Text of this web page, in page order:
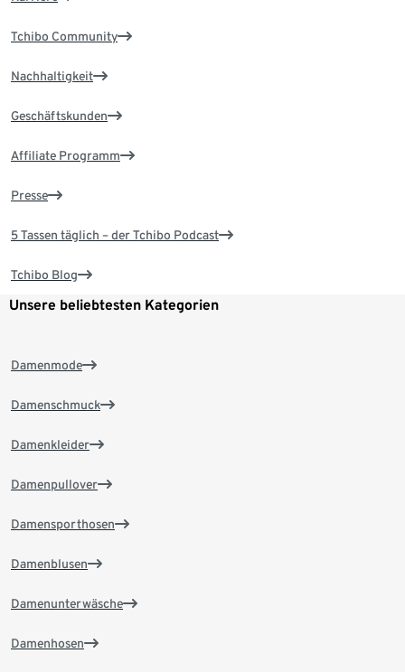
Tchibo Community
Nachhaltigkeit
Geschäftskunden
Affiliate Programm
Presse
5 Tassen täglich – der Tchibo Podcast
Tchibo Blog
Unsere beliebtesten Kategorien
Damenmode
Damenschmuck
Damenkleider
Damenpullover
Damensporthosen
Damenblusen
Damenunterwäsche
Damenhosen